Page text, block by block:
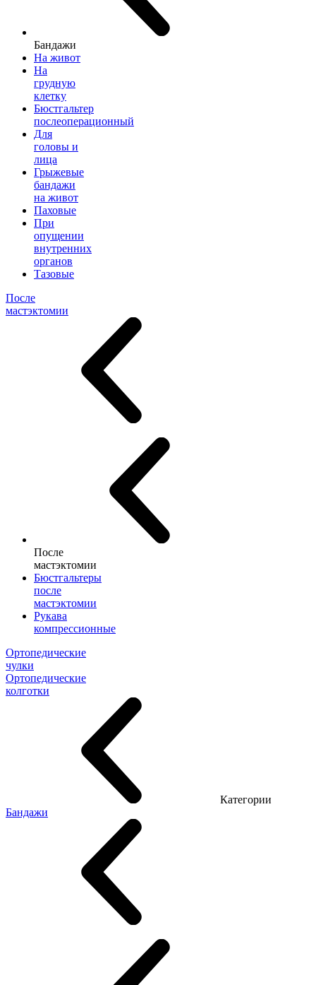
Бандажи
На живот
На
грудную
клетку
Бюстгальтер
послеоперационный
Для
головы и
лица
Грыжевые
бандажи
на живот
Паховые
При
опущении
внутренних
органов
Тазовые
После
мастэктомии
После
мастэктомии
Бюстгальтеры
после
мастэктомии
Рукава
компрессионные
Ортопедические
чулки
Ортопедические
колготки
Категории
Бандажи